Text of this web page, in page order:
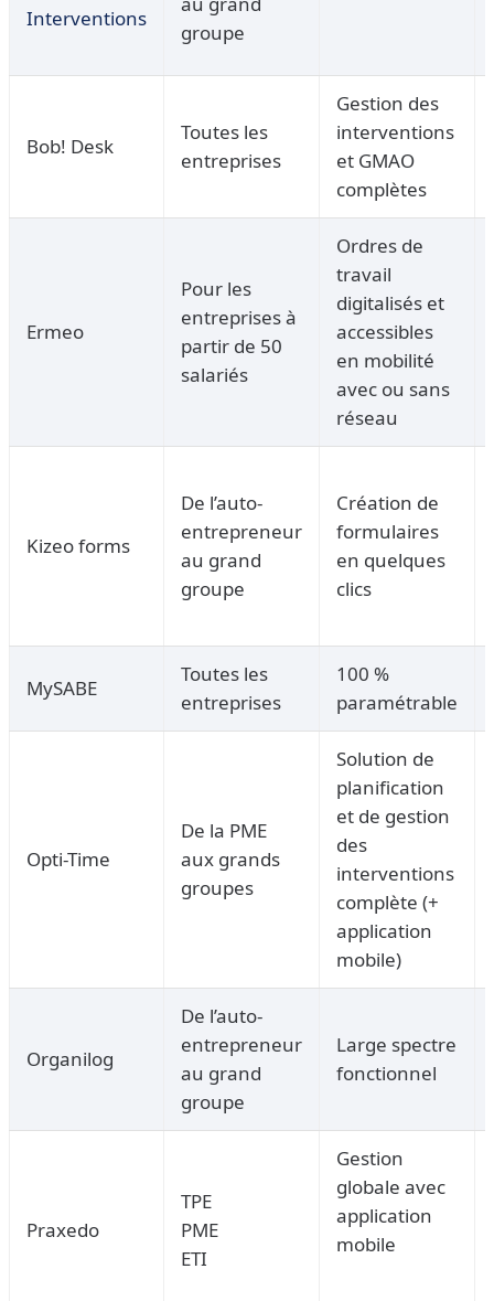
Interventions
groupe
Bob! Desk
Toutes les
entreprises
Gestion des
interventions
et GMAO
complètes
Ermeo
Pour les
entreprises à
partir de 50
salariés
Ordres de
travail
digitalisés et
accessibles
en mobilité
avec ou sans
réseau
Kizeo forms
De l’auto-
entrepreneur
au grand
groupe
Création de
formulaires
en quelques
clics
MySABE
Toutes les
entreprises
100 %
paramétrable
Opti-Time
De la PME
aux grands
groupes
Solution de
planification
et de gestion
des
interventions
complète (+
application
mobile)
Organilog
De l’auto-
entrepreneur
au grand
groupe
Large spectre
fonctionnel
Praxedo
TPE
PME
ETI
Gestion
globale avec
application
mobile